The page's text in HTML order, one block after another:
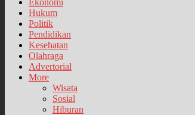
Ekonomi
Hukum
Politik
Pendidikan
Kesehatan
Olahraga
Advertorial
More
Wisata
Sosial
Hiburan